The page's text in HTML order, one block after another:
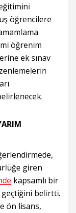
öğrencilere
öğrenim
ek sınav
giren
kapsamlı bir
belirtti.
ön lisans,